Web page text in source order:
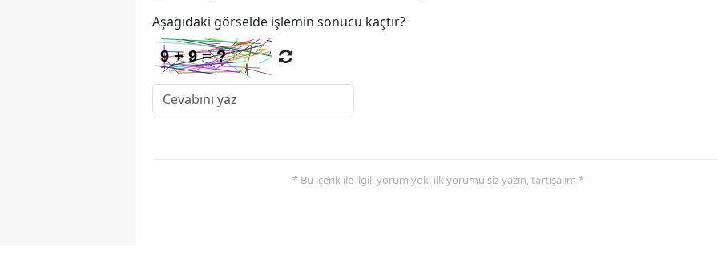
Aşağıdaki görselde işlemin sonucu kaçtır?
* Bu içerik ile ilgili yorum yok, ilk yorumu siz yazın, tartışalım *